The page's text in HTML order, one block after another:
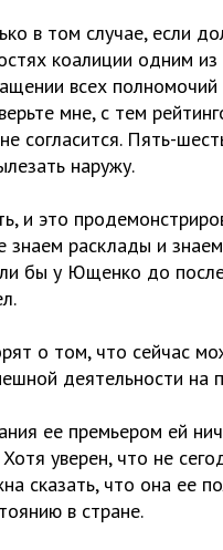
в том случае, если
коалиции одним
всех
мне, с тем
согласится. Пять-
наружу.
и это
знаем расклады и
бы у Ющенко до
о том, что сейчас
деятельности на
ее премьером ей
уверен, что не
сказать, что она ее
в стране.